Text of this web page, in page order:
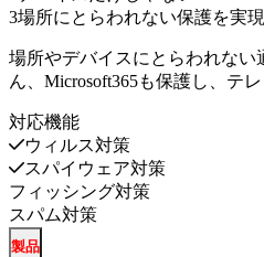
3場所にとらわれない保護を実
場所やデバイスにとらわれな
ん、Microsoft365も保護し、テ
対応機能
ウィルス対策
スパイウェア対策
フィッシング対策
スパム対策
製品